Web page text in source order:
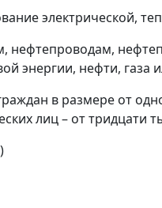
электрической,
нефтепроводам,
энергии, нефти, газа
в размере от
лиц – от тридцати